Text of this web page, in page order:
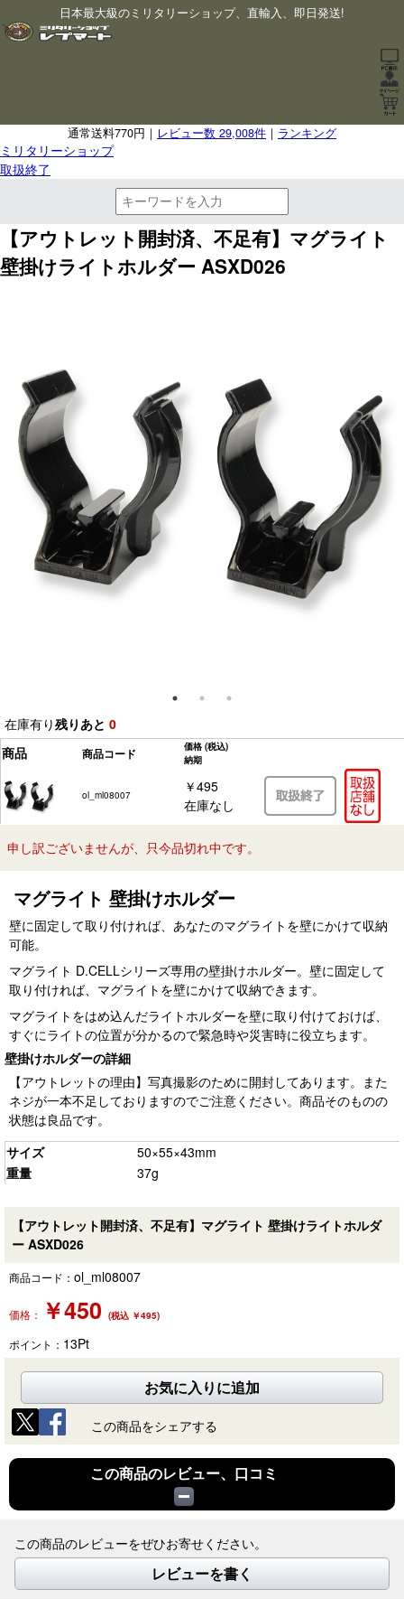
日本最大級のミリタリーショップ、直輸入、即日発送!
通常送料770円｜ レビュー数 29,008件 ｜ ランキング
ミリタリーショップ
取扱終了
【アウトレット開封済、不足有】マグライト
壁掛けライトホルダー ASXD026
在庫有り残りあと 0
商品
商品コード 価格 (税込)
納期
ol_ml08007
￥495
在庫なし
申し訳ございませんが、只今品切れ中です。
マグライト 壁掛けホルダー
壁に固定して取り付ければ、あなたのマグライトを壁にかけて収納
可能。
マグライト D.CELLシリーズ専用の壁掛けホルダー。壁に固定して
取り付ければ、マグライトを壁にかけて収納できます。
マグライトをはめ込んだライトホルダーを壁に取り付けておけば、
すぐにライトの位置が分かるので緊急時や災害時に役立ちます。
壁掛けホルダーの詳細
【アウトレットの理由】写真撮影のために開封してあります。また
ネジが一本不足しておりますのでご注意ください。商品そのものの
状態は良品です。
サイズ
50×55×43mm
重量
37g
【アウトレット開封済、不足有】マグライト 壁掛けライトホルダ
ー ASXD026
商品コード： ol_ml08007
価格： ￥450 (税込 ￥495)
ポイント： 13Pt
お気に入りに追加
この商品をシェアする
この商品のレビュー、口コミ
この商品のレビューをぜひお寄せください。
レビューを書く